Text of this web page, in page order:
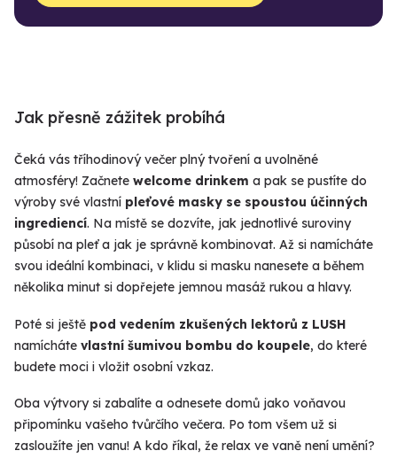
Jak přesně zážitek probíhá
Čeká vás tříhodinový večer plný tvoření a uvolněné
atmosféry! Začnete welcome drinkem a pak se pustíte do
výroby své vlastní pleťové masky se spoustou účinných
ingrediencí. Na místě se dozvíte, jak jednotlivé suroviny
působí na pleť a jak je správně kombinovat. Až si namícháte
svou ideální kombinaci, v klidu si masku nanesete a během
několika minut si dopřejete jemnou masáž rukou a hlavy.
Poté si ještě pod vedením zkušených lektorů z LUSH
namícháte vlastní šumivou bombu do koupele, do které
budete moci i vložit osobní vzkaz.
Oba výtvory si zabalíte a odnesete domů jako voňavou
připomínku vašeho tvůrčího večera. Po tom všem už si
zasloužíte jen vanu! A kdo říkal, že relax ve vaně není umění?